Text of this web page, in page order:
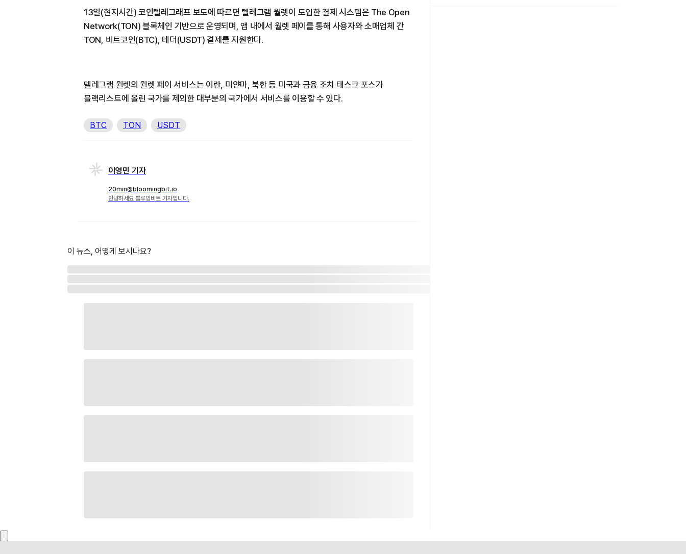
13일(현지시간) 코인텔레그래프 보도에 따르면 텔레그램 월렛이 도입한 결제 시스템은 The Open
Network(TON) 블록체인 기반으로 운영되며, 앱 내에서 월렛 페이를 통해 사용자와 소매업체 간
TON, 비트코인(BTC), 테더(USDT) 결제를 지원한다.
텔레그램 월렛의 월렛 페이 서비스는 이란, 미얀마, 북한 등 미국과 금융 조치 태스크 포스가
블랙리스트에 올린 국가를 제외한 대부분의 국가에서 서비스를 이용할 수 있다.
BTC TON USDT
이영민 기자
20min@bloomingbit.io
안녕하세요 블루밍비트 기자입니다.
이 뉴스, 어떻게 보시나요?